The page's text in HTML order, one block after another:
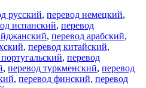
русский, перевод немецкий,
испанский, перевод
, перевод арабский,
, перевод китайский,
, перевод
, перевод туркменский, перевод
, перевод финский, перевод